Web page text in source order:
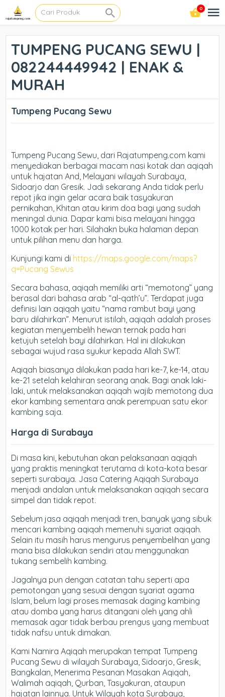
0
TUMPENG PUCANG SEWU |
082244449942 | ENAK &
MURAH
Tumpeng Pucang Sewu
Tumpeng Pucang Sewu, dari Rajatumpeng.com kami
menyediakan berbagai macam nasi kotak dan aqiqah
untuk hajatan And, Melayani wilayah Surabaya,
Sidoarjo dan Gresik. Jadi sekarang Anda tidak perlu
repot jika ingin gelar acara baik tasyakuran
pernikahan, Khitan atau kirim doa bagi yang sudah
meningal dunia. Dapar kami bisa melayani hingga
1000 kotak per hari. Silahakn buka halaman depan
untuk pilihan menu dan harga.
Kunjungi kami di https://maps.google.com/maps?
q=Pucang Sewus
Secara bahasa, aqiqah memiliki arti “memotong” yang
berasal dari bahasa arab “al-qath’u”. Terdapat juga
definisi lain aqiqah yaitu “nama rambut bayi yang
baru dilahirkan”. Menurut istilah, aqiqah adalah proses
kegiatan menyembelih hewan ternak pada hari
ketujuh setelah bayi dilahirkan. Hal ini dilakukan
sebagai wujud rasa syukur kepada Allah SWT.
Aqiqah biasanya dilakukan pada hari ke-7, ke-14, atau
ke-21 setelah kelahiran seorang anak. Bagi anak laki-
laki, untuk melaksanakan aqiqah wajib memotong dua
ekor kambing sementara anak perempuan satu ekor
kambing saja.
Harga di Surabaya
Di masa kini, kebutuhan akan pelaksanaan aqiqah
yang praktis meningkat terutama di kota-kota besar
seperti surabaya. Jasa Catering Aqiqah Surabaya
menjadi andalan untuk melaksanakan aqiqah secara
simpel dan tidak repot.
Sebelum jasa aqiqah menjadi tren, banyak yang sibuk
mencari kambing aqiqah memenuhi syariat aqiqah.
Selain itu masih harus mengurus penyembelihan yang
mana bisa dilakukan sendiri atau menggunakan
tukang sembelih kambing.
Jagalnya pun dengan catatan tahu seperti apa
pemotongan yang sesuai dengan syariat agama
Islam, belum lagi proses memasak daging kambing
atau domba yang harus ditangani oleh yang ahli
memasak agar tidak berbau prengus yang membuat
tidak nafsu untuk dimakan.
Kami Namira Aqiqah merupakan tempat Tumpeng
Pucang Sewu di wilayah Surabaya, Sidoarjo, Gresik,
Bangkalan, Menerima Pesanan Masakan Aqiqah,
Walimah aqiqah, Qurban, Tasyakuran, ataupun
hajatan lainnya. Untuk Wilayah kota Surabaya,